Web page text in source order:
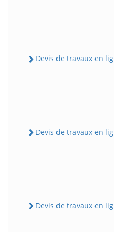
Devis de travaux en
Devis de travaux en
Devis de travaux en